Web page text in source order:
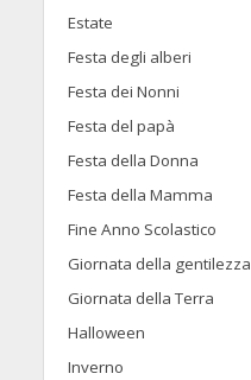
Estate
Festa degli alberi
Festa dei Nonni
Festa del papà
Festa della Donna
Festa della Mamma
Fine Anno Scolastico
Giornata della gentilezza
Giornata della Terra
Halloween
Inverno